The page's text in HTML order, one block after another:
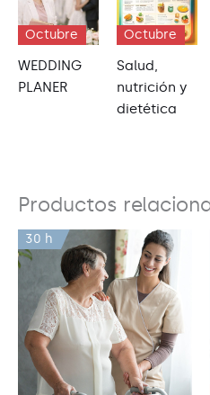
Octubre
WEDDING
PLANER
Octubre
Salud,
nutrición y
dietética
Productos
30 h